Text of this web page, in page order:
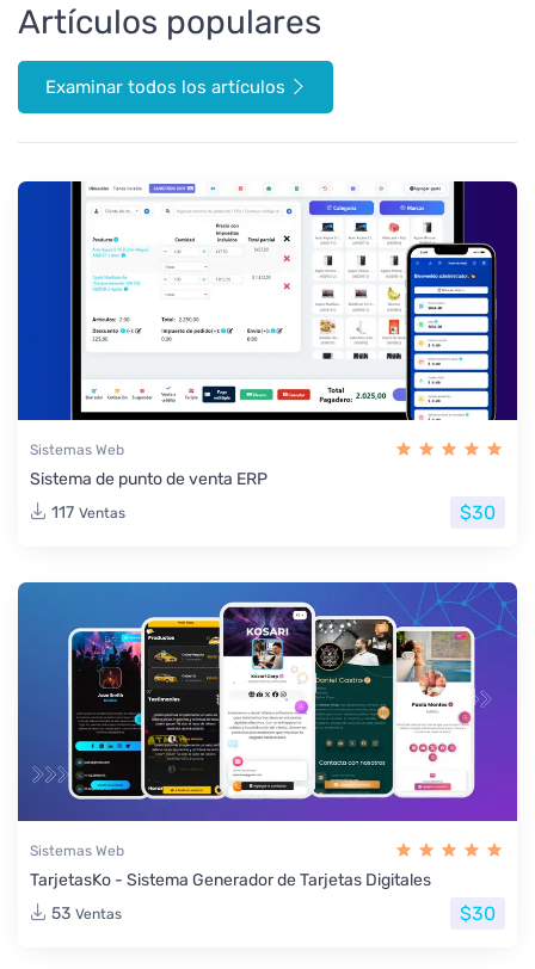
Artículos populares
Examinar todos los artículos
Sistemas Web
Sistema de punto de venta ERP
117 Ventas $30
Sistemas Web
TarjetasKo - Sistema Generador de Tarjetas Digitales
53 Ventas $30